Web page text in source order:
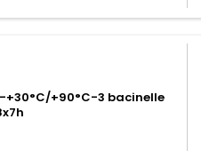
+90°C-3 bacinelle